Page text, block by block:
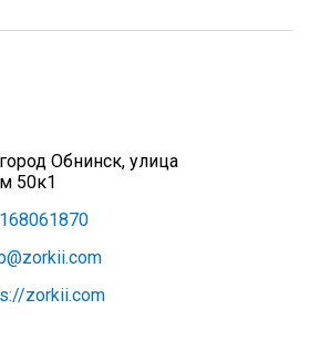
Обнинск, улица
50к1
zorkii.com